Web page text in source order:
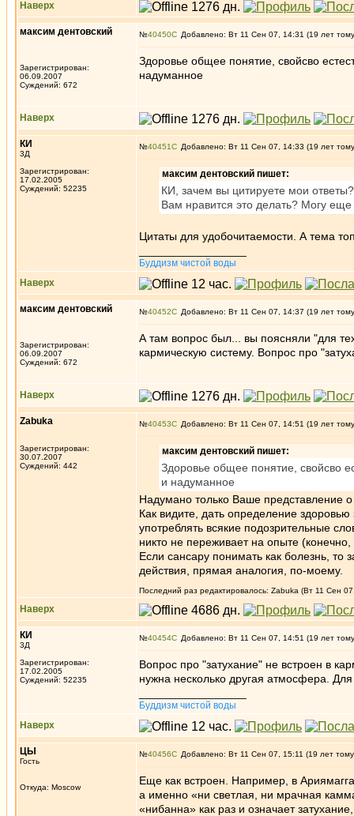
Наверх
максим дентовский
Зарегистрирован:
06.09.2007
Суждений: 672
№40450 Добавлено: Вт 11 Сен 07, 14:31 (19 лет
Здоровье общее понятие, свойсво
надуманное
Наверх
КИ
3Д
Зарегистрирован:
17.02.2005
Суждений: 52235
№40451 Добавлено: Вт 11 Сен 07, 14:33 (19 лет
максим дентовский пишет:
КИ, зачем вы цитируете мои
Вам нравится это делать? Могу еще
Цитаты для удобочитаемости. А тема
Буддизм чистой воды
Наверх
максим дентовский
Зарегистрирован:
06.09.2007
Суждений: 672
№40452 Добавлено: Вт 11 Сен 07, 14:37 (19 лет
А там вопрос был... вы поясняли "для
кармическую систему. Вопрос про
Наверх
Zabuka
Зарегистрирован:
30.07.2007
Суждений: 442
№40453 Добавлено: Вт 11 Сен 07, 14:51 (19 лет
максим дентовский пишет:
Здоровье общее понятие, свойсво
и надуманное
Надумано только Ваше представление о
Как видите, дать определение
употреблять всякие подозрительные
никто не переживает на опыте
Если сансару понимать как болезнь, то
действия, прямая аналогия, по-моему.
Последний раз редактировалось: Zabuka (Вт 11 Сен
Наверх
КИ
3Д
Зарегистрирован:
17.02.2005
Суждений: 52235
№40454 Добавлено: Вт 11 Сен 07, 14:51 (19 лет
Вопрос про "затухание" не встроен в
нужна несколько другая атмосфера.
Буддизм чистой воды
Наверх
ЦЫ
Гость
Откуда: Moscow
№40456 Добавлено: Вт 11 Сен 07, 15:11 (19 лет
Еще как встроен. Например, в
а именно «ни светлая, ни мрачная
«нибанна» как раз и означает